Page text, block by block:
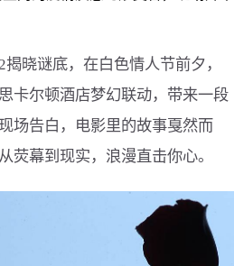
晓谜底，在白色情人节前夕，
卡尔顿酒店梦幻联动，带来一段
场告白，电影里的故事戛然而
荧幕到现实，浪漫直击你心。